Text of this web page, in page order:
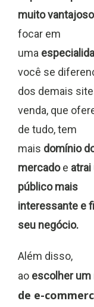
muito
focar em
uma
você se
dos demais
venda, que
de tudo, tem
mais domínio
mercadoe atrai
público mais
interessante e
seu negócio.
Além disso,
ao escolher um
de e-